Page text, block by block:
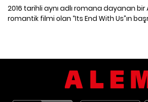
2016 tarihli aynı adlı romana dayanan bir
romantik filmi olan “Its End With Us”ın
özel prömiyer stili bir arada.